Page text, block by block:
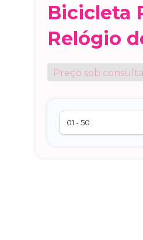
Bicicleta
Relógio
Preço sob consulta